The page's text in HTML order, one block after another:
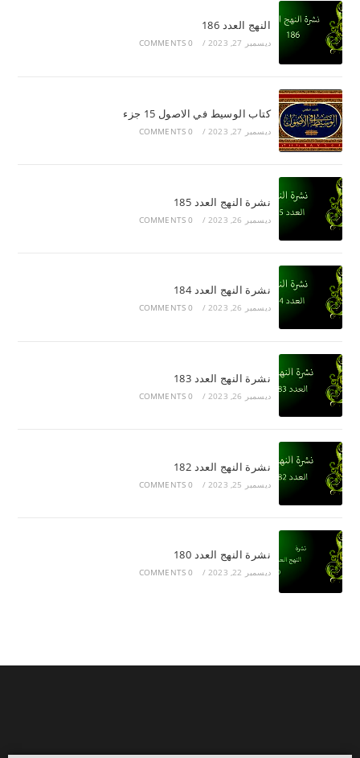
النهج العدد 186
ديسمبر 27, 2023 /
0 COMMENTS
كتاب الوسيط في الاصول 15 جزء
ديسمبر 27, 2023 /
0 COMMENTS
نشرة النهج العدد 185
ديسمبر 26, 2023 /
0 COMMENTS
نشرة النهج العدد 184
ديسمبر 26, 2023 /
0 COMMENTS
نشرة النهج العدد 183
ديسمبر 26, 2023 /
0 COMMENTS
نشرة النهج العدد 182
ديسمبر 25, 2023 /
0 COMMENTS
نشرة النهج العدد 180
ديسمبر 22, 2023 /
0 COMMENTS